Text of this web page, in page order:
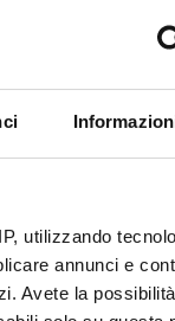
utilizzando
annunci e
Avete la